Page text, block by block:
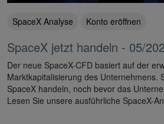
SpaceX Analyse Konto eröffnen
SpaceX jetzt handeln - 05/
Der neue SpaceX-CFD basiert auf der
Marktkapitalisierung des Unternehmens.
SpaceX handeln, noch bevor das
Lesen Sie unsere ausführliche SpaceX-